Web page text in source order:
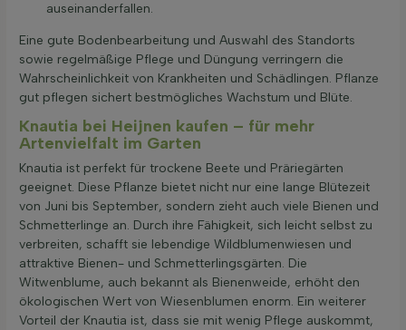
auseinanderfallen.
Eine gute Bodenbearbeitung und Auswahl des Standorts
sowie regelmäßige Pflege und Düngung verringern die
Wahrscheinlichkeit von Krankheiten und Schädlingen. Pflanze
gut pflegen sichert bestmögliches Wachstum und Blüte.
Knautia bei Heijnen kaufen – für mehr
Artenvielfalt im Garten
Knautia ist perfekt für trockene Beete und Präriegärten
geeignet. Diese Pflanze bietet nicht nur eine lange Blütezeit
von Juni bis September, sondern zieht auch viele Bienen und
Schmetterlinge an. Durch ihre Fähigkeit, sich leicht selbst zu
verbreiten, schafft sie lebendige Wildblumenwiesen und
attraktive Bienen- und Schmetterlingsgärten. Die
Witwenblume, auch bekannt als Bienenweide, erhöht den
ökologischen Wert von Wiesenblumen enorm. Ein weiterer
Vorteil der Knautia ist, dass sie mit wenig Pflege auskommt,